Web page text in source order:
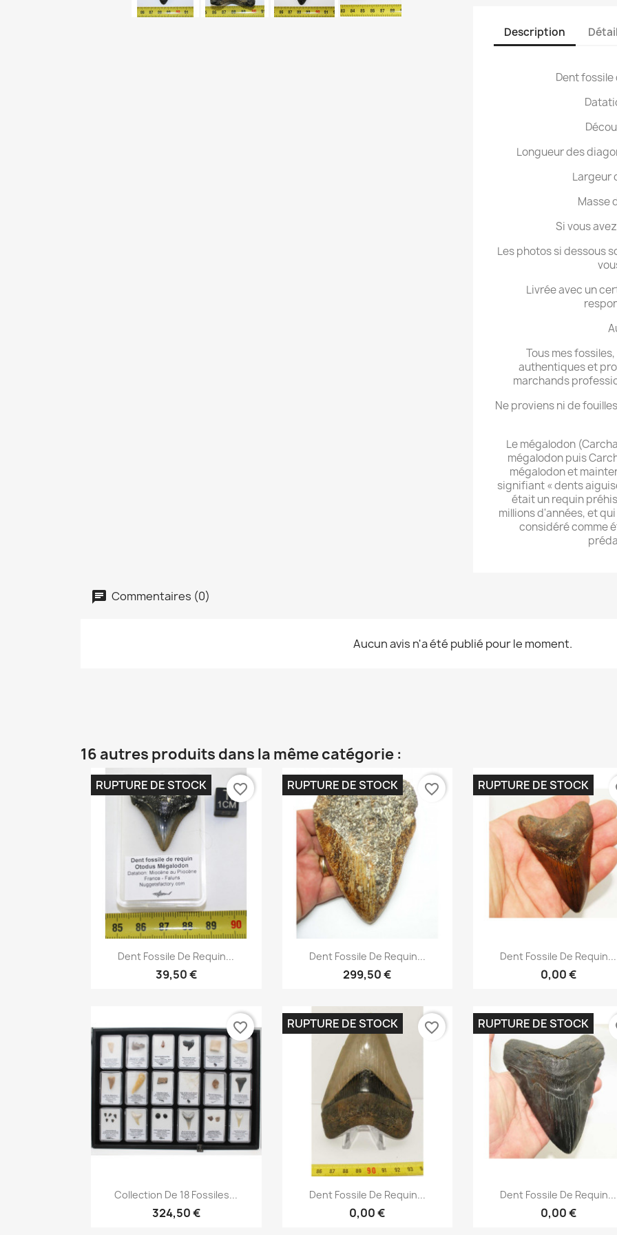
Description
Dent
Longueur des
Largeur
Masse
Si vous
Les photos si dessous
Livrée avec un
Tous mes
authentiques et
marchands
Ne proviens ni de
Le mégalodon
mégalodon puis
mégalodon et
signifiant « dents
était un requin
millions d'années, et
considéré comme
Commentaires (0)
Aucun avis n'a été publié pour le moment.
16 autres produits dans la même catégorie :
Aperçu rapide
Dent Fossile De Requin...
39,50 €
RUPTURE DE STOCK favorite_border
Aperçu rapide
Dent Fossile De Requin...
299,50 €
RUPTURE DE STOCK favorite_border
Aperçu rapide
Dent Fossile De Requin...
0,00 €
RUPTURE DE STOCK
Aperçu rapide
Collection De 18 Fossiles...
324,50 €
favorite_border
Aperçu rapide
Dent Fossile De Requin...
0,00 €
RUPTURE DE STOCK favorite_border
Aperçu rapide
Dent Fossile De Requin...
0,00 €
RUPTURE DE STOCK